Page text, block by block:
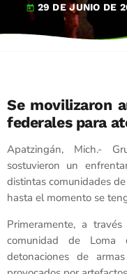
today 29 DE JUNIO DE
Se movilizaron
federales para
Apatzingán, Mich.-
sostuvieron un
distintas comunidades
hasta el momento se
Primeramente, a
comunidad de Loma
detonaciones de